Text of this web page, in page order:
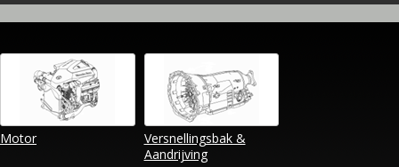
Motor
Versnellingsbak &
Aandrijving